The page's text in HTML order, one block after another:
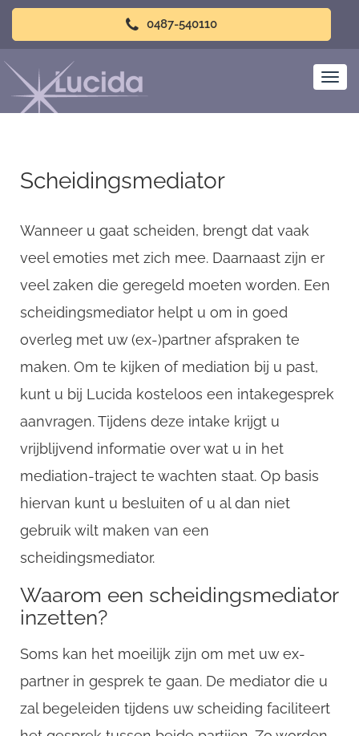
0487-540110
Scheidingsmediator
Wanneer u gaat scheiden, brengt dat vaak
veel emoties met zich mee. Daarnaast zijn er
veel zaken die geregeld moeten worden. Een
scheidingsmediator helpt u om in goed
overleg met uw (ex-)partner afspraken te
maken. Om te kijken of mediation bij u past,
kunt u bij Lucida kosteloos een intakegesprek
aanvragen. Tijdens deze intake krijgt u
vrijblijvend informatie over wat u in het
mediation-traject te wachten staat. Op basis
hiervan kunt u besluiten of u al dan niet
gebruik wilt maken van een
scheidingsmediator.
Waarom een scheidingsmediator
inzetten?
Soms kan het moeilijk zijn om met uw ex-
partner in gesprek te gaan. De mediator die u
zal begeleiden tijdens uw scheiding faciliteert